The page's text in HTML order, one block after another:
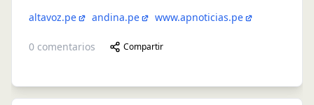
altavoz.pe
andina.pe www.apnoticias.pe
0 comentarios Compartir